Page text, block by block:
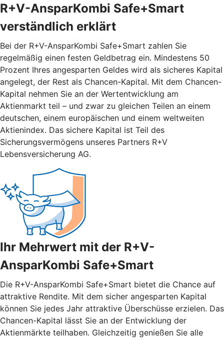
R+V-AnsparKombi Safe+Smart
verständlich erklärt
Bei der R+V-AnsparKombi Safe+Smart zahlen Sie
regelmäßig einen festen Geldbetrag ein. Mindestens 50
Prozent Ihres angesparten Geldes wird als sicheres Kapital
angelegt, der Rest als Chancen-Kapital. Mit dem Chancen-
Kapital nehmen Sie an der Wertentwicklung am
Aktienmarkt teil – und zwar zu gleichen Teilen an einem
deutschen, einem europäischen und einem weltweiten
Aktienindex. Das sichere Kapital ist Teil des
Sicherungsvermögens unseres Partners R+V
Lebensversicherung AG.
Ihr Mehrwert mit der R+V-
AnsparKombi Safe+Smart
Die R+V-AnsparKombi Safe+Smart bietet die Chance auf
attraktive Rendite. Mit dem sicher angesparten Kapital
können Sie jedes Jahr attraktive Überschüsse erzielen. Das
Chancen-Kapital lässt Sie an der Entwicklung der
Aktienmärkte teilhaben. Gleichzeitig genießen Sie alle